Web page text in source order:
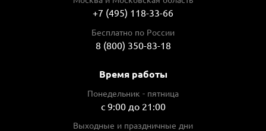
+7 (495) 118-33-66
Бесплатно по России
8 (800) 350-83-18
Время работы
Понедельник - пятница
с 9:00 до 21:00
Выходные и праздничные дни